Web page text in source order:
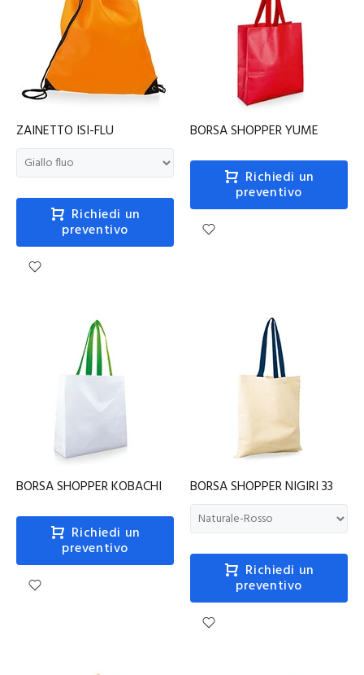
ZAINETTO ISI-FLU
Richiedi un
preventivo
BORSA SHOPPER YUME
Richiedi un
preventivo
BORSA SHOPPER KOBACHI
Richiedi un
preventivo
BORSA SHOPPER NIGIRI 33
Richiedi un
preventivo